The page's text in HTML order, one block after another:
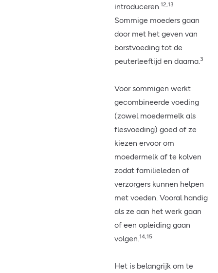
introduceren. 12,13
Sommige moeders gaan
door met het geven van
borstvoeding tot de
peuterleeftijd en daarna. 3
Voor sommigen werkt
gecombineerde voeding
(zowel moedermelk als
flesvoeding) goed of ze
kiezen ervoor om
moedermelk af te kolven
zodat familieleden of
verzorgers kunnen helpen
met voeden. Vooral handig
als ze aan het werk gaan
of een opleiding gaan
volgen. 14,15
Het is belangrijk om te